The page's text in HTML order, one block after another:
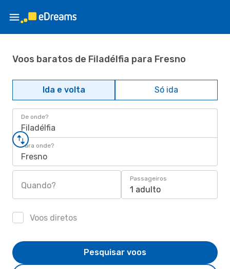
Voos baratos de Filadélfia para Fresno
Ida e volta Só ida
De onde?
Filadélfia
Para onde?
Fresno
Quando?
Passageiros
1 adulto
Voos diretos
Pesquisar voos